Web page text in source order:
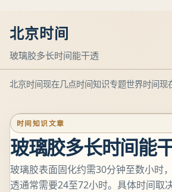
北京时间
玻璃胶多长时间能干透
北京时间现在几点时间知识专题世界时间现
时间知识文章
玻璃胶多长时间能
玻璃胶表面固化约需30分钟至数小时
透通常需要24至72小时。具体时间取